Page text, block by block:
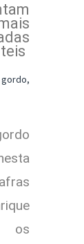
os